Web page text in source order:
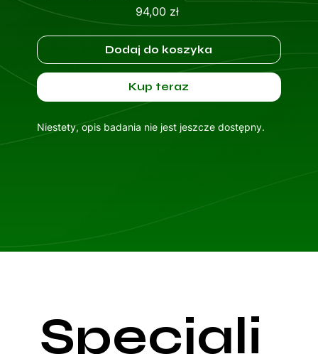
94,00 złCena
Dodaj do koszyka
Kup teraz
Niestety, opis badania nie jest jeszcze dostępny.
Specjali